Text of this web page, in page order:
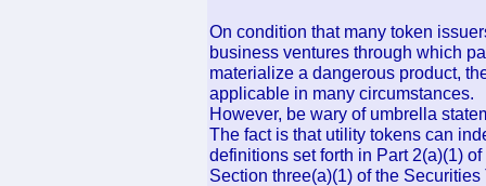
On condition that many token
business ventures through which
materialize a dangerous product,
applicable in many circumstances.
However, be wary of umbrella
The fact is that utility tokens can
definitions set forth in Part 2(a)(1)
Section three(a)(1) of the